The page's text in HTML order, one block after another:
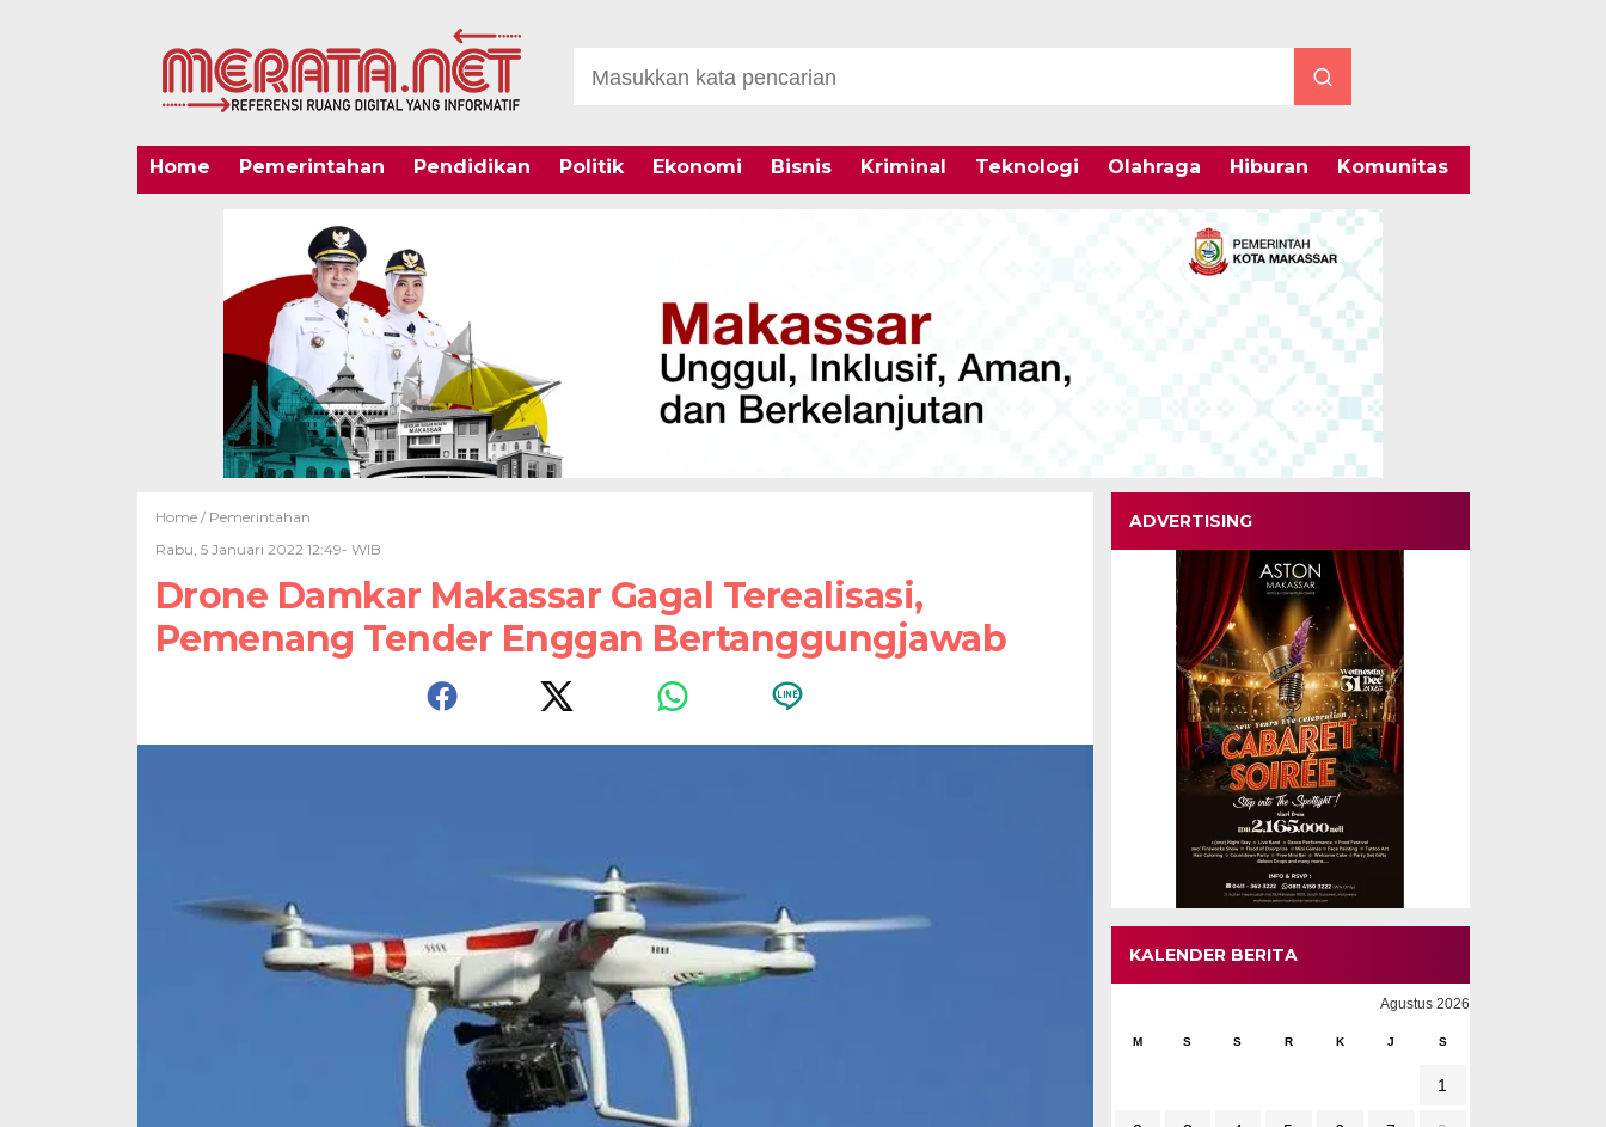
Home Pemerintahan Pendidikan Politik Ekonomi Bisnis Kriminal Teknologi Olahraga Hiburan Komunitas
Home / Pemerintahan
Rabu, 5 Januari 2022 12:49- WIB
Drone Damkar Makassar Gagal Terealisasi,
Pemenang Tender Enggan Bertanggungjawab
ADVERTISING
KALENDER BERITA
Agustus 2026
M S S R K J S
1